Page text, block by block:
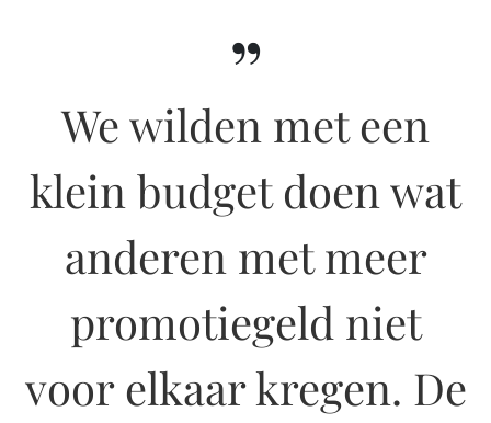
”
We wilden met een
klein budget doen wat
anderen met meer
promotiegeld niet
voor elkaar kregen. De